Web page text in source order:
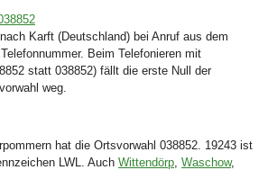
Karft (Deutschland) bei Anruf aus dem
Beim Telefonieren mit
statt 038852) fällt die erste Null der
weg.
hat die Ortsvorwahl 038852. 19243 ist
LWL. Auch Wittendörp, Waschow,